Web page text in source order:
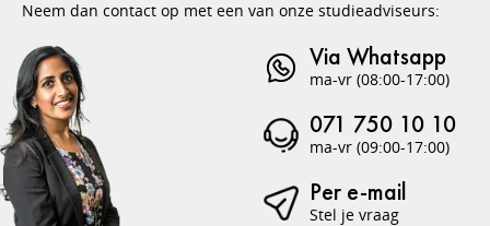
Neem dan contact op met een van onze studieadviseurs:
Via Whatsapp
ma-vr (08:00-17:00)
071 750 10 10
ma-vr (09:00-17:00)
Per e-mail
Stel je vraag